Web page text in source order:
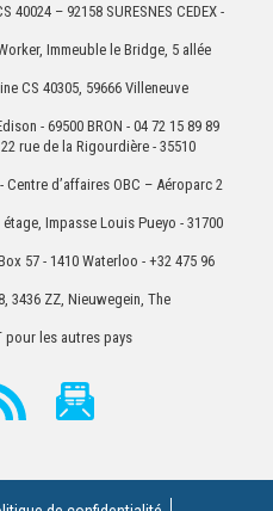
40024 – 92158 SURESNES CEDEX -
Immeuble le Bridge, 5 allée
CS 40305, 59666 Villeneuve
- 69500 BRON - 04 72 15 89 89
rue de la Rigourdière - 35510
d’affaires OBC – Aéroparc 2
étage, Impasse Louis Pueyo - 31700
57 - 1410 Waterloo - +32 475 96
3436 ZZ, Nieuwegein, The
pour les autres pays